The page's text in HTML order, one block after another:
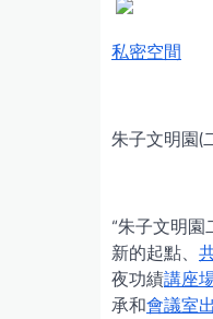
私密空間
朱子文明園(
“朱子文明
新的起點、
夜功績講座
承和會議室